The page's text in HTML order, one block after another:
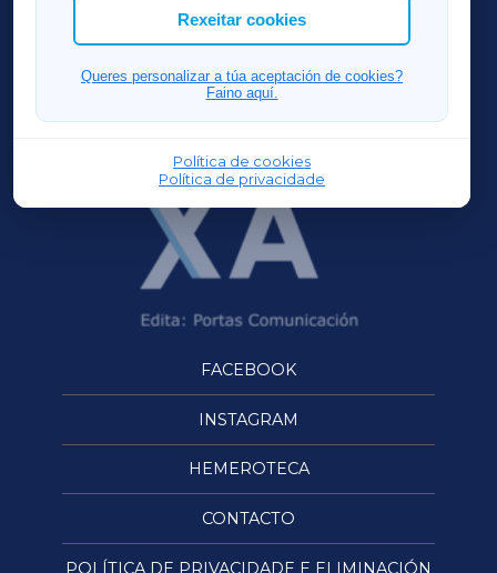
Rexeitar cookies
Queres personalizar a túa aceptación de cookies?
Faino aquí.
Política de cookies
Política de privacidade
ACORUÑAXA
FERROLXA
OURENSEXA
FACEBOOK
INSTAGRAM
HEMEROTECA
CONTACTO
POLÍTICA DE PRIVACIDADE E ELIMINACIÓN